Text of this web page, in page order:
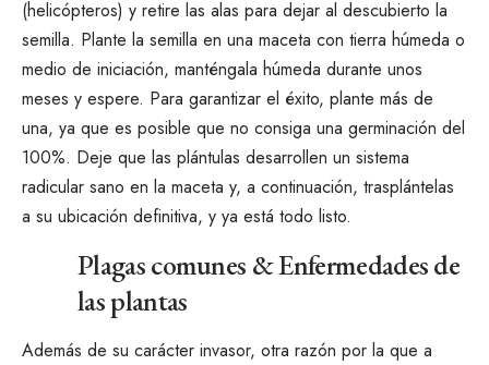
(helicópteros) y retire las alas para dejar al descubierto la
semilla. Plante la semilla en una maceta con tierra húmeda o
medio de iniciación, manténgala húmeda durante unos
meses y espere. Para garantizar el éxito, plante más de
una, ya que es posible que no consiga una germinación del
100%. Deje que las plántulas desarrollen un sistema
radicular sano en la maceta y, a continuación, trasplántelas
a su ubicación definitiva, y ya está todo listo.
Plagas comunes & Enfermedades de
las plantas
Además de su carácter invasor, otra razón por la que a